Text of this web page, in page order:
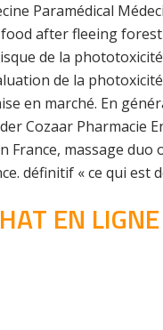
Paramédical
after fleeing
de la
de la
en marché. En
Cozaar Pharmacie
massage duo
définitif « ce qui est
EN